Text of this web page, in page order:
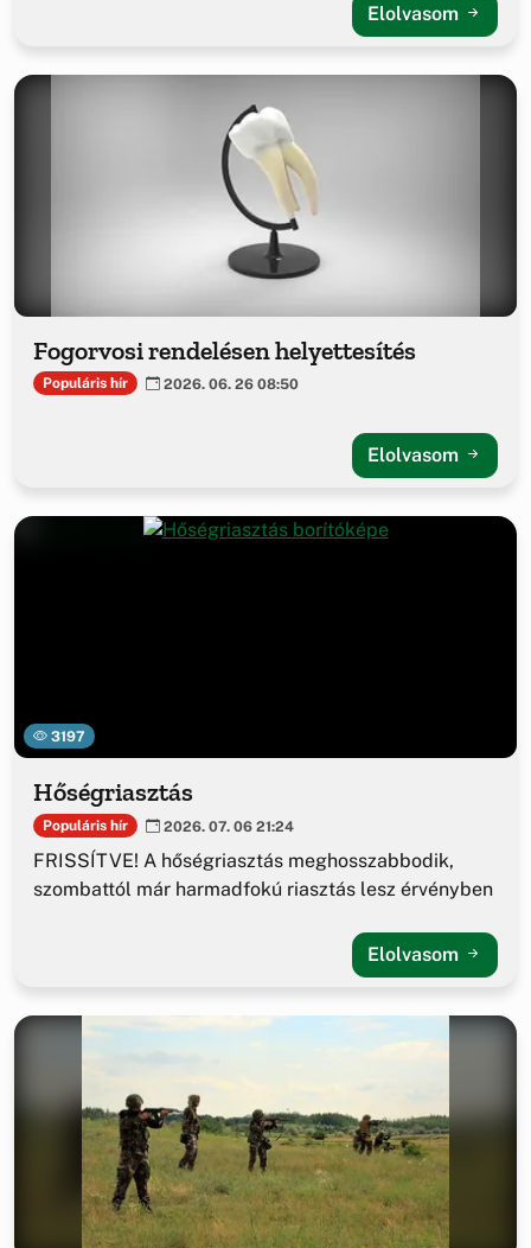
Elolvasom
Fogorvosi rendelésen helyettesítés
Populáris hír 2026. 06. 26 08:50
Elolvasom
3197
Hőségriasztás
Populáris hír 2026. 07. 06 21:24
FRISSÍTVE! A hőségriasztás meghosszabbodik,
szombattól már harmadfokú riasztás lesz érvényben
Elolvasom